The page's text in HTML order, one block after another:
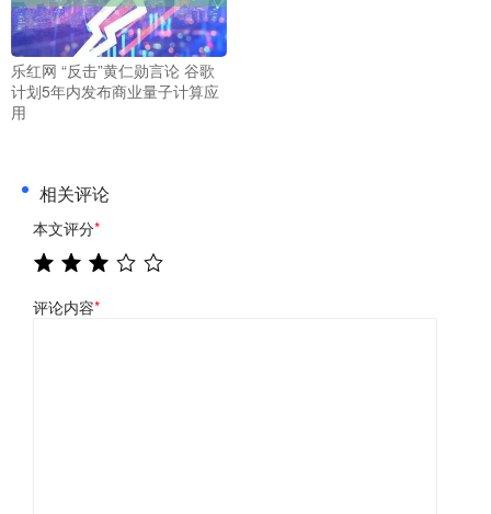
乐红网 “反击”黄仁勋言论 谷歌
计划5年内发布商业量子计算应
用
相关评论
本文评分*
评论内容*